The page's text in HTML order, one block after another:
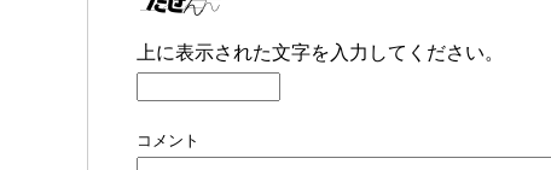
上に表示された文字を入力してください。
コメント